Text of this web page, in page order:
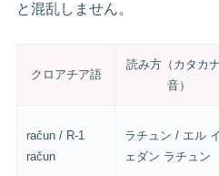
と混乱しません。
クロアチア語
読み方（カタカ
音）
račun / R-1
račun
ラチュン / エル イ
ェダン ラチュン